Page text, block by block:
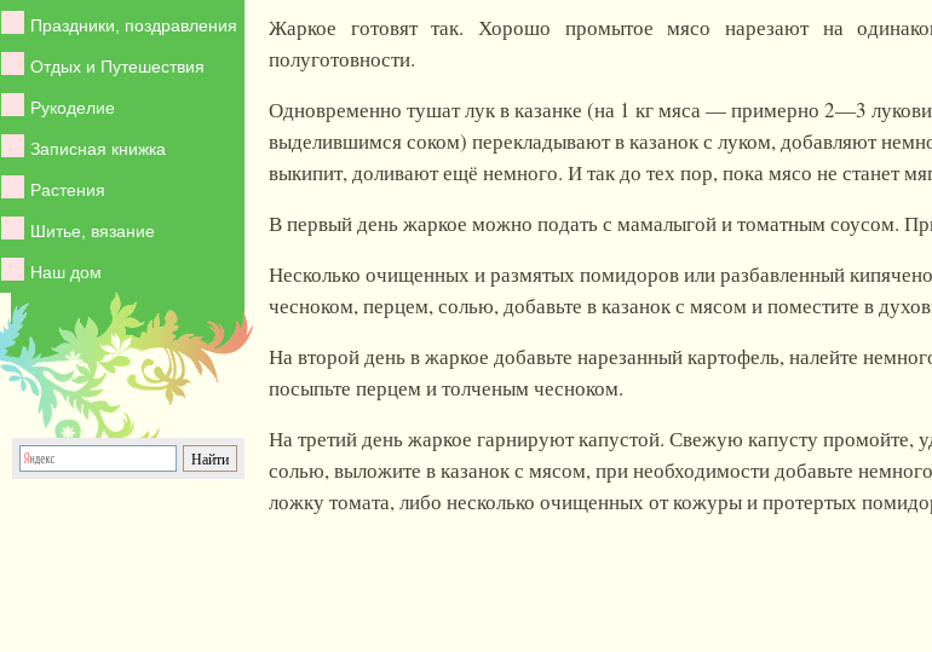
Праздники, поздравления
Отдых и Путешествия
Рукоделие
Записная книжка
Растения
Шитье, вязание
Наш дом
Жаркое готовят так. Хорошо промытое мясо нарезают на
полуготовности.
Одновременно тушат лук в казанке (на 1 кг мяса — примерно 2—3
выделившимся соком) перекладывают в казанок с луком, добавляют
выкипит, доливают ещё немного. И так до тех пор, пока мясо не станет
В первый день жаркое можно подать с мамалыгой и томатным соусом.
Несколько очищенных и размятых помидоров или разбавленный
чесноком, перцем, солью, добавьте в казанок с мясом и поместите в
На второй день в жаркое добавьте нарезанный картофель, налейте
посыпьте перцем и толченым чесноком.
На третий день жаркое гарнируют капустой. Свежую капусту промойте,
солью, выложите в казанок с мясом, при необходимости добавьте
ложку томата, либо несколько очищенных от кожуры и протертых